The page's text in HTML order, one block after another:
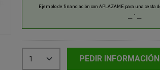
PEDIR INFORMACIÓN